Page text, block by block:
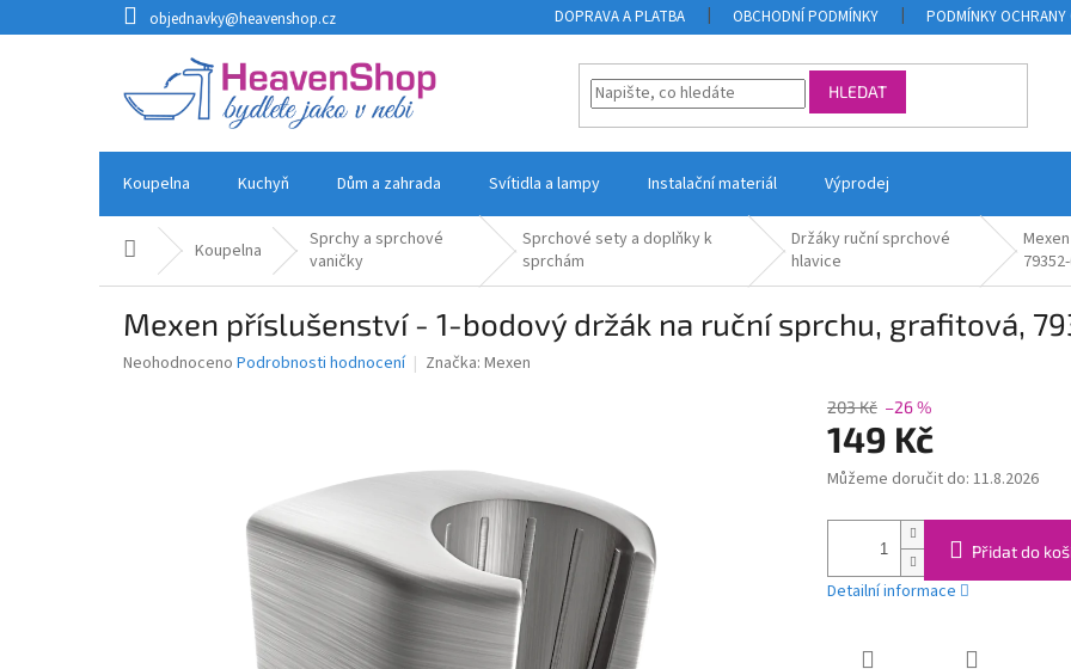
na
objednavky@heavenshop.cz DOPRAVA A PLATBA OBCHODNÍ PODMÍNKY PODMÍNKY OCHRANY
HLEDAT
Koupelna Kuchyň Dům a zahrada Svítidla a lampy Instalační materiál Výprodej
Domů Koupelna
Sprchy a sprchové
vaničky
Sprchové sety a doplňky k
sprchám
Držáky ruční sprchové
hlavice
Mexen příslušenství - 1-bodový držák na ruční sprchu, grafitová,
Průměrné
Neohodnoceno Podrobnosti hodnocení Značka: Mexen
203 Kč –26 %
149 Kč
Měrná
Můžeme doručit do: 11.8.2026
Přidat do
Detailní informace